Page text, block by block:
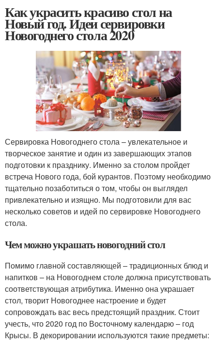
Как украсить красиво стол на
Новый год. Идеи сервировки
Новогоднего стола 2020
Сервировка Новогоднего стола – увлекательное и
творческое занятие и один из завершающих этапов
подготовки к празднику. Именно за столом пройдет
встреча Нового года, бой курантов. Поэтому необходимо
тщательно позаботиться о том, чтобы он выглядел
привлекательно и изящно. Мы подготовили для вас
несколько советов и идей по сервировке Новогоднего
стола.
Чем можно украшать новогодний стол
Помимо главной составляющей – традиционных блюд и
напитков – на Новогоднем столе должна присутствовать
соответствующая атрибутика. Именно она украшает
стол, творит Новогоднее настроение и будет
сопровождать вас весь предстоящий праздник. Стоит
учесть, что 2020 год по Восточному календарю – год
Крысы. В декорировании используются такие предметы: